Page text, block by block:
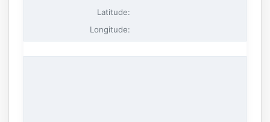
Latitude:
Longitude: